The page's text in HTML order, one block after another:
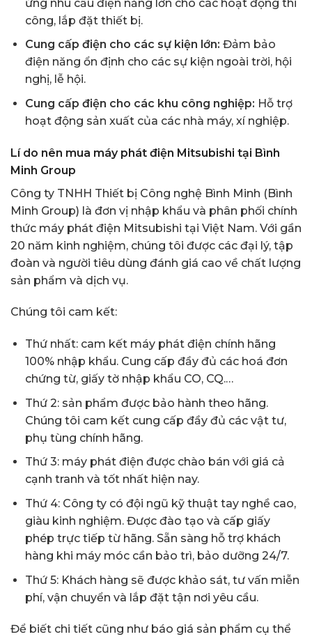
ứng nhu cầu điện năng lớn cho các hoạt động thi
công, lắp đặt thiết bị.
Cung cấp điện cho các sự kiện lớn: Đảm bảo
điện năng ổn định cho các sự kiện ngoài trời, hội
nghị, lễ hội.
Cung cấp điện cho các khu công nghiệp: Hỗ trợ
hoạt động sản xuất của các nhà máy, xí nghiệp.
Lí do nên mua máy phát điện Mitsubishi tại Bình
Minh Group
Công ty TNHH Thiết bị Công nghệ Bình Minh (Bình
Minh Group) là đơn vị nhập khẩu và phân phối chính
thức máy phát điện Mitsubishi tại Việt Nam. Với gần
20 năm kinh nghiệm, chúng tôi được các đại lý, tập
đoàn và người tiêu dùng đánh giá cao về chất lượng
sản phẩm và dịch vụ.
Chúng tôi cam kết:
Thứ nhất: cam kết máy phát điện chính hãng
100% nhập khẩu. Cung cấp đầy đủ các hoá đơn
chứng từ, giấy tờ nhập khẩu CO, CQ.…
Thứ 2: sản phẩm được bảo hành theo hãng.
Chúng tôi cam kết cung cấp đầy đủ các vật tư,
phụ tùng chính hãng.
Thứ 3: máy phát điện được chào bán với giá cả
cạnh tranh và tốt nhất hiện nay.
Thứ 4: Công ty có đội ngũ kỹ thuật tay nghề cao,
giàu kinh nghiệm. Được đào tạo và cấp giấy
phép trực tiếp từ hãng. Sẵn sàng hỗ trợ khách
hàng khi máy móc cần bảo trì, bảo dưỡng 24/7.
Thứ 5: Khách hàng sẽ được khảo sát, tư vấn miễn
phí, vận chuyển và lắp đặt tận nơi yêu cầu.
Để biết chi tiết cũng như báo giá sản phẩm cụ thể